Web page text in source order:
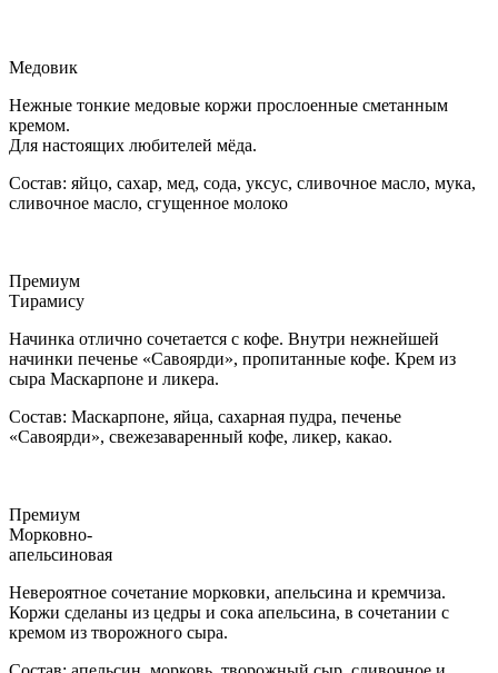
Медовик
Нежные тонкие медовые коржи прослоенные сметанным
кремом.
Для настоящих любителей мёда.
Состав: яйцо, сахар, мед, сода, уксус, сливочное масло, мука,
сливочное масло, сгущенное молоко
Премиум
Тирамису
Начинка отлично сочетается с кофе. Внутри нежнейшей
начинки печенье «Савоярди», пропитанные кофе. Крем из
сыра Маскарпоне и ликера.
Состав: Маскарпоне, яйца, сахарная пудра, печенье
«Савоярди», свежезаваренный кофе, ликер, какао.
Премиум
Морковно-
апельсиновая
Невероятное сочетание морковки, апельсина и кремчиза.
Коржи сделаны из цедры и сока апельсина, в сочетании с
кремом из творожного сыра.